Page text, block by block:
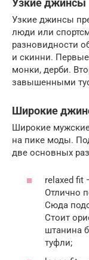
Узкие джинсы
люди или
разновидности
и скинни.
монки, дерби.
завышенными
Широкие
Широкие
на пике моды.
две основных
relaxed
Отлично
Сюда
Стоит
штанина
туфли;